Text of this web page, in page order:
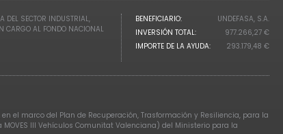
DEL SECTOR INDUSTRIAL,
CARGO AL FONDO NACIONAL
BENEFICIARIO:
UNDEFASA, S.A.
INVERSIÓN TOTAL:
977.266,27 €
IMPORTE DE LA AYUDA:
293.179,48 €
el marco del Plan de Recuperación, Trasformación y Resiliencia, para la
III Vehículos Comunitat Valenciana) del Ministerio para la